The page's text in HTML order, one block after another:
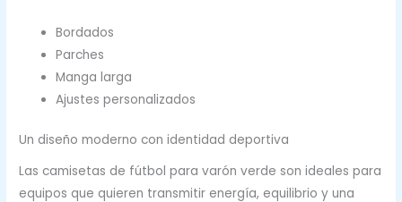
Bordados
Parches
Manga larga
Ajustes personalizados
Un diseño moderno con identidad deportiva
Las camisetas de fútbol para varón verde son ideales para
equipos que quieren transmitir energía, equilibrio y una